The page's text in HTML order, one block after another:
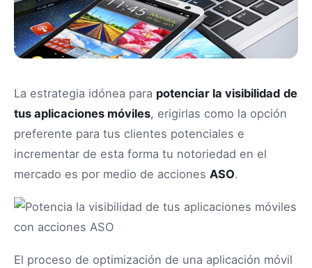
La estrategia idónea para potenciar la visibilidad de
tus aplicaciones móviles, erigirlas como la opción
preferente para tus clientes potenciales e
incrementar de esta forma tu notoriedad en el
mercado es por medio de acciones ASO.
El proceso de optimización de una aplicación móvil